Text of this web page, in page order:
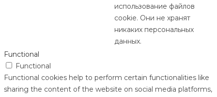
использование файлов
cookie. Они не хранят
никаких персональных
данных.
Functional
Functional
Functional cookies help to perform certain functionalities like
sharing the content of the website on social media platforms,